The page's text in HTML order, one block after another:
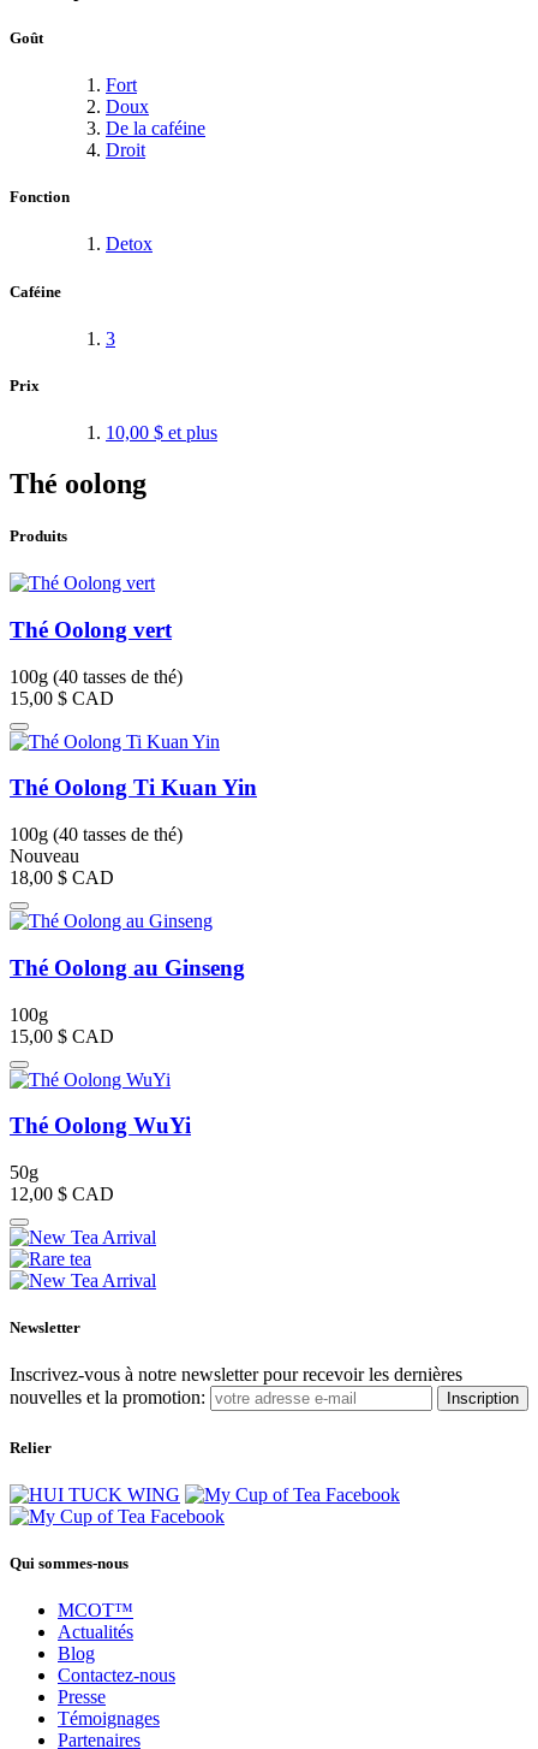
Goût
Fort
Doux
De la caféine
Droit
Fonction
Detox
Caféine
3
Prix
10,00 $ et plus
Thé oolong
Produits
Thé Oolong vert
100g (40 tasses de thé)
15,00 $ CAD
Thé Oolong Ti Kuan Yin
100g (40 tasses de thé)
Nouveau
18,00 $ CAD
Thé Oolong au Ginseng
100g
15,00 $ CAD
Thé Oolong WuYi
50g
12,00 $ CAD
Newsletter
Inscrivez-vous à notre newsletter pour recevoir les dernières
nouvelles et la promotion:
Inscription
Relier
Qui sommes-nous
MCOT™
Actualités
Blog
Contactez-nous
Presse
Témoignages
Partenaires